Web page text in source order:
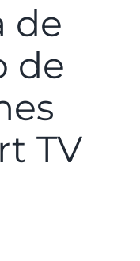
de
de
TV